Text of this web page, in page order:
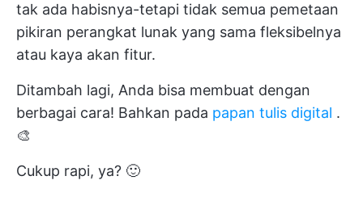
tak ada habisnya-tetapi tidak semua pemetaan
pikiran perangkat lunak yang sama fleksibelnya
atau kaya akan fitur.
Ditambah lagi, Anda bisa membuat dengan
berbagai cara! Bahkan pada papan tulis digital .
🎨
Cukup rapi, ya? 🙂